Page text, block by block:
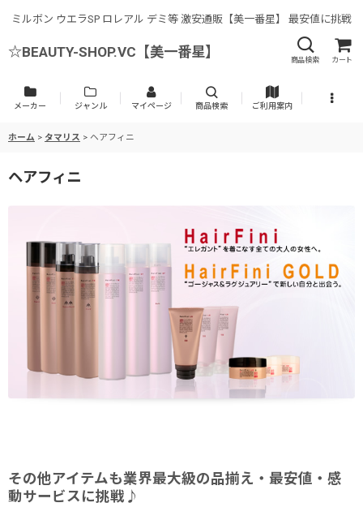
ミルボン ウエラSP ロレアル デミ等 激安通販【美一番星】 最安値に挑戦
☆BEAUTY-SHOP.VC【美一番星】
商品検索 カート
メーカー ジャンル マイページ 商品検索 ご利用案内
ホーム > タマリス > ヘアフィニ
ヘアフィニ
その他アイテムも業界最大級の品揃え・最安値・感
動サービスに挑戦♪